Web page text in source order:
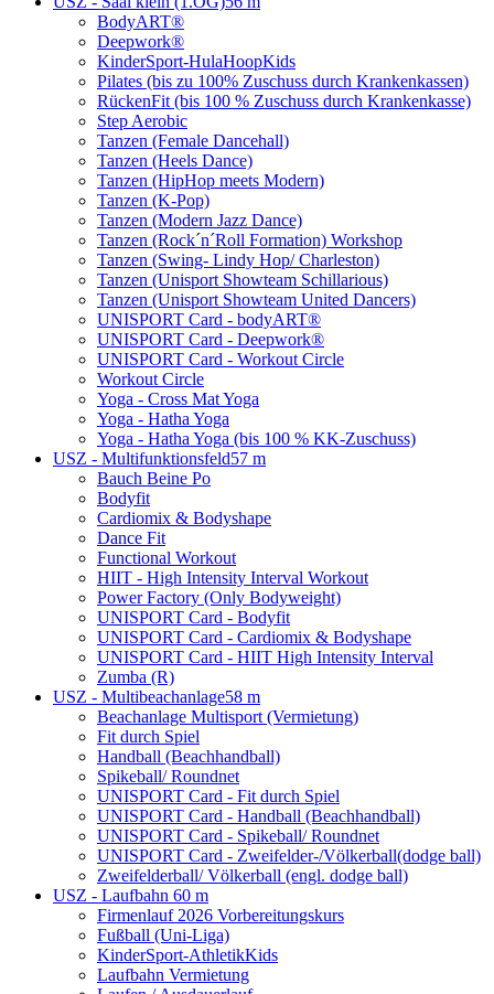
BodyART®
Deepwork®
KinderSport-HulaHoopKids
Pilates (bis zu 100% Zuschuss durch Krankenkassen)
RückenFit (bis 100 % Zuschuss durch Krankenkasse)
Step Aerobic
Tanzen (Female Dancehall)
Tanzen (Heels Dance)
Tanzen (HipHop meets Modern)
Tanzen (K-Pop)
Tanzen (Modern Jazz Dance)
Tanzen (Rock´n´Roll Formation) Workshop
Tanzen (Swing- Lindy Hop/ Charleston)
Tanzen (Unisport Showteam Schillarious)
Tanzen (Unisport Showteam United Dancers)
UNISPORT Card - bodyART®
UNISPORT Card - Deepwork®
UNISPORT Card - Workout Circle
Workout Circle
Yoga - Cross Mat Yoga
Yoga - Hatha Yoga
Yoga - Hatha Yoga (bis 100 % KK-Zuschuss)
USZ - Multifunktionsfeld57 m
Bauch Beine Po
Bodyfit
Cardiomix & Bodyshape
Dance Fit
Functional Workout
HIIT - High Intensity Interval Workout
Power Factory (Only Bodyweight)
UNISPORT Card - Bodyfit
UNISPORT Card - Cardiomix & Bodyshape
UNISPORT Card - HIIT High Intensity Interval
Zumba (R)
USZ - Multibeachanlage58 m
Beachanlage Multisport (Vermietung)
Fit durch Spiel
Handball (Beachhandball)
Spikeball/ Roundnet
UNISPORT Card - Fit durch Spiel
UNISPORT Card - Handball (Beachhandball)
UNISPORT Card - Spikeball/ Roundnet
UNISPORT Card - Zweifelder-/Völkerball(dodge ball)
Zweifelderball/ Völkerball (engl. dodge ball)
USZ - Laufbahn 60 m
Firmenlauf 2026 Vorbereitungskurs
Fußball (Uni-Liga)
KinderSport-AthletikKids
Laufbahn Vermietung